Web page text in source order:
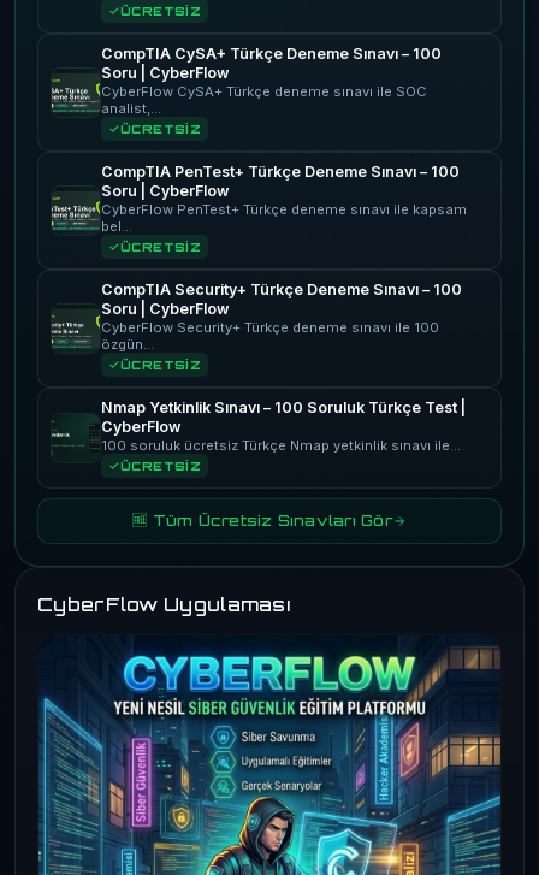
ÜCRETSİZ
CompTIA CySA+ Türkçe Deneme Sınavı – 100
Soru | CyberFlow
CyberFlow CySA+ Türkçe deneme sınavı ile SOC
analist,…
ÜCRETSİZ
CompTIA PenTest+ Türkçe Deneme Sınavı – 100
Soru | CyberFlow
CyberFlow PenTest+ Türkçe deneme sınavı ile kapsam
bel…
ÜCRETSİZ
CompTIA Security+ Türkçe Deneme Sınavı – 100
Soru | CyberFlow
CyberFlow Security+ Türkçe deneme sınavı ile 100
özgün…
ÜCRETSİZ
Nmap Yetkinlik Sınavı – 100 Soruluk Türkçe Test |
CyberFlow
100 soruluk ücretsiz Türkçe Nmap yetkinlik sınavı ile…
ÜCRETSİZ
🆓 Tüm Ücretsiz Sınavları Gör
CyberFlow Uygulaması